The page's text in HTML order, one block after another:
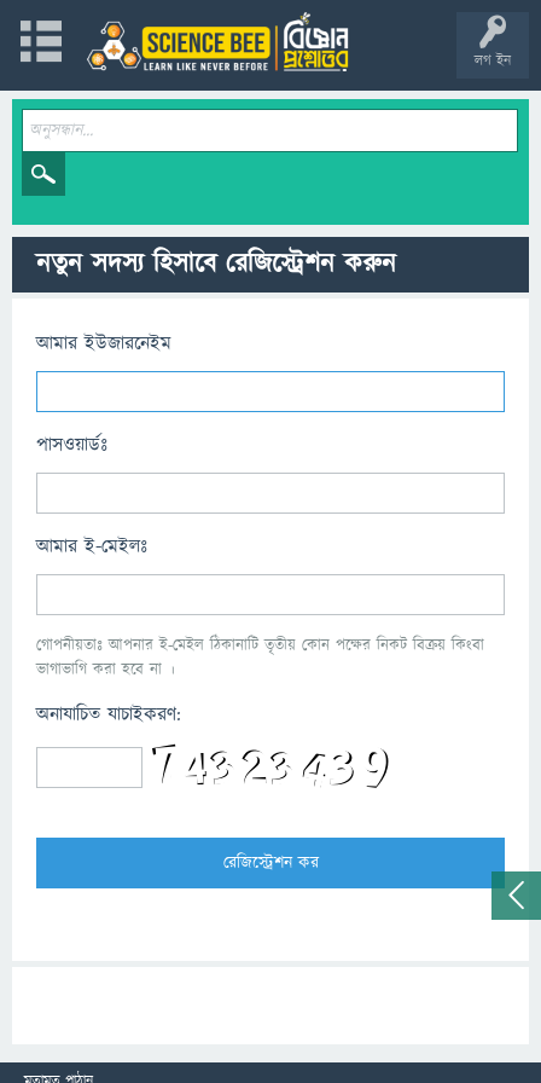
লগ ইন
নতুন সদস্য হিসাবে রেজিস্ট্রেশন করুন
আমার ইউজারনেইম
পাসওয়ার্ডঃ
আমার ই-মেইলঃ
গোপনীয়তাঃ আপনার ই-মেইল ঠিকানাটি তৃতীয় কোন পক্ষের নিকট বিক্রয় কিংবা
ভাগাভাগি করা হবে না ।
অনাযাচিত যাচাইকরণ: